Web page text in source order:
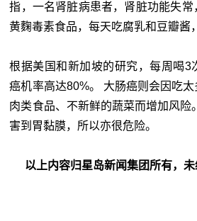
指，一名肾脏病患者，肾脏功能失
黄麴毒素食品，每天吃腐乳和豆瓣酱
根据美国和新加坡的研究，每周喝3
癌机率高达80%。 大肠癌则会因吃
肉类食品、不新鲜的蔬菜而增加风险
害到胃黏膜，所以亦很危险。
以上内容归星岛新闻集团所有，